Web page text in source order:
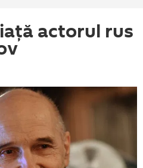
actorul rus